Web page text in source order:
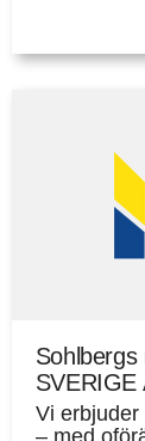
SVERIGE
Vi